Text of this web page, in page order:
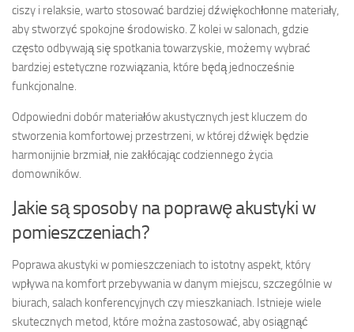
ciszy i relaksie, warto stosować bardziej dźwiękochłonne materiały,
aby stworzyć spokojne środowisko. Z kolei w salonach, gdzie
często odbywają się spotkania towarzyskie, możemy wybrać
bardziej estetyczne rozwiązania, które będą jednocześnie
funkcjonalne.
Odpowiedni dobór materiałów akustycznych jest kluczem do
stworzenia komfortowej przestrzeni, w której dźwięk będzie
harmonijnie brzmiał, nie zakłócając codziennego życia
domowników.
Jakie są sposoby na poprawę akustyki w
pomieszczeniach?
Poprawa akustyki w pomieszczeniach to istotny aspekt, który
wpływa na komfort przebywania w danym miejscu, szczególnie w
biurach, salach konferencyjnych czy mieszkaniach. Istnieje wiele
skutecznych metod, które można zastosować, aby osiągnąć